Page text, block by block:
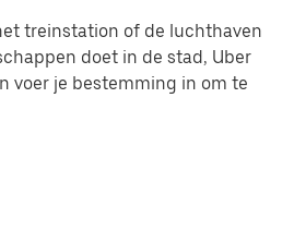
treinstation of de luchthaven
doet in de stad, Uber
voer je bestemming in om te